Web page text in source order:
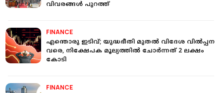
വിവരങ്ങൾ പുറത്ത്
FINANCE
എന്തൊരു ഇടിവ്; യുദ്ധഭീതി മുതൽ വിദേശ വിൽപ്പന
വരെ, നിക്ഷേപക മൂല്യത്തില്‍ ചോർന്നത് 2 ലക്ഷം
കോടി
FINANCE